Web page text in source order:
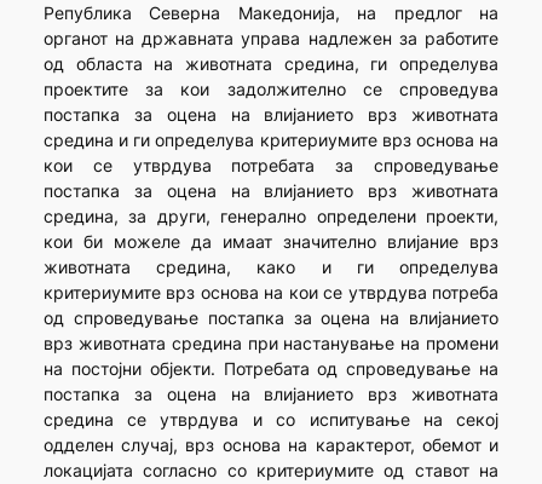
Република Северна Македонија, на предлог на
органот на државната управа надлежен за работите
од областа на животната средина, ги определува
проектите за кои задолжително се спроведува
постапка за оцена на влијанието врз животната
средина и ги определува критериумите врз основа на
кои се утврдува потребата за спроведување
постапка за оцена на влијанието врз животната
средина, за други, генерално определени проекти,
кои би можеле да имаат значително влијание врз
животната средина, како и ги определува
критериумите врз основа на кои се утврдува потреба
од спроведување постапка за оцена на влијанието
врз животната средина при настанување на промени
на постојни објекти. Потребата од спроведување на
постапка за оцена на влијанието врз животната
средина се утврдува и со испитување на секој
одделен случај, врз основа на карактерот, обемот и
локацијата согласно со критериумите од ставот на